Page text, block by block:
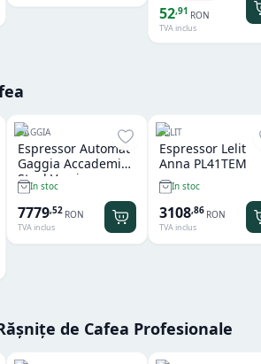
52,91 RON
TVA inclus
GAGGIA
Espressor Automat
Gaggia Accademia
Steel Version
In stoc
7779,52 RON
TVA inclus
LELIT
Espressor Lelit
Anna PL41TEM
In stoc
3108,86 RON
TVA inclus
de Cafea Profesionale